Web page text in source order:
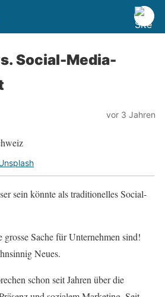
Social-Media-
vor 3 Jahren
sein könnte als traditionelles Social-
Sache für Unternehmen sind!
Neues.
schon seit Jahren über die